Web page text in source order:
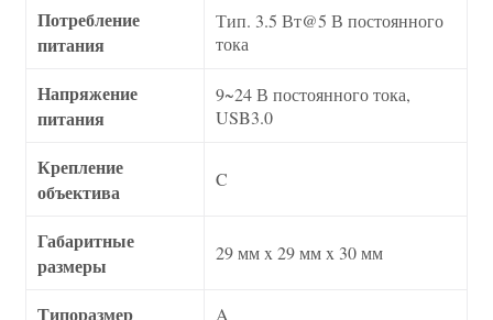
Потребление
питания
Тип. 3.5 Вт@5 В постоянного
тока
Напряжение
питания
9~24 В постоянного тока,
USB3.0
Крепление
объектива
C
Габаритные
размеры
29 мм x 29 мм x 30 мм
Типоразмер A